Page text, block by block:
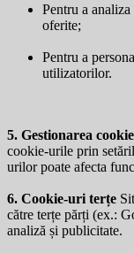
Pentru a
oferite;
Pentru a
utilizatorilor.
5. Gestionarea
cookie-urile prin
urilor poate afecta
6. Cookie-uri terțe
către terțe părți (ex.:
analiză și publicitate.